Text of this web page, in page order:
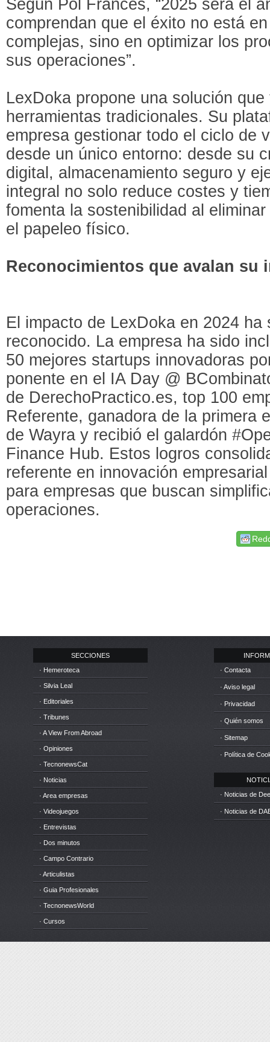
Según Pol Francès, “2025 será el
comprendan que el éxito no está
complejas, sino en optimizar los
sus operaciones”.
LexDoka propone una solución
herramientas tradicionales. Su
empresa gestionar todo el ciclo de
desde un único entorno: desde su
digital, almacenamiento seguro y
integral no solo reduce costes y
fomenta la sostenibilidad al
el papeleo físico.
Reconocimientos que avalan su
El impacto de LexDoka en 2024 ha
reconocido. La empresa ha sido
50 mejores startups innovadoras
ponente en el IA Day @
de DerechoPractico.es, top 100
Referente, ganadora de la primera
de Wayra y recibió el galardón
Finance Hub. Estos logros
referente en innovación
para empresas que buscan
operaciones.
SECCIONES
· Hemeroteca
· Silvia Leal
· Editoriales
· Tribunes
· A View From Abroad
· Opiniones
· TecnonewsCat
· Noticias
· Area empresas
· Videojuegos
· Entrevistas
· Dos minutos
· Campo Contrario
· Articulistas
· Guia Profesionales
· TecnonewsWorld
· Cursos
· Contacta
· Aviso legal
· Privacidad
· Quién somos
· Sitemap
· Política de
· Noticias de
· Noticias de